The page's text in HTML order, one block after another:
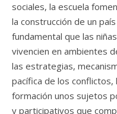
sociales, la escuela
la construcción de un
fundamental que las
vivencien en ambientes
las estrategias,
pacífica de los
formación unos sujetos
y participativos que